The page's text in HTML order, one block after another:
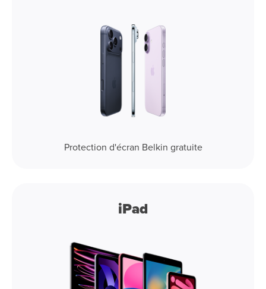
Protection d'écran Belkin gratuite
iPad